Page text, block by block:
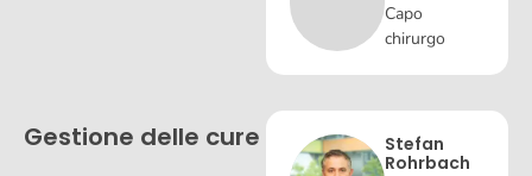
Capo
chirurgo
Gestione delle cure
Stefan
Rohrbach